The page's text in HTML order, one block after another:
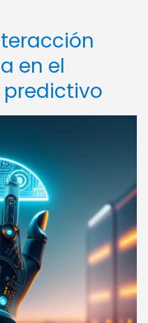
en el